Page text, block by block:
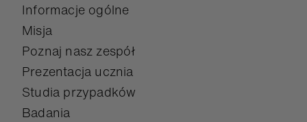
Informacje ogólne
Misja
Poznaj nasz zespół
Prezentacja ucznia
Studia przypadków
Badania